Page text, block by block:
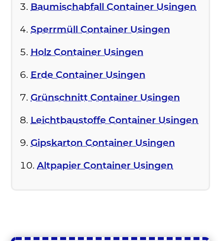
Baumischabfall Container Usingen
Sperrmüll Container Usingen
Holz Container Usingen
Erde Container Usingen
Grünschnitt Container Usingen
Leichtbaustoffe Container Usingen
Gipskarton Container Usingen
Altpapier Container Usingen